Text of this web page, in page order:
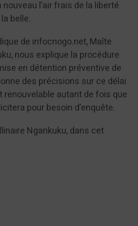
l’air frais de la liberté
belle.
de infocnogo.net, Maîte
nous explique la procédure
en détention préventive de
des précisions sur ce délai
renouvelable autant de fois que
pour besoin d’enquête.
Ngankuku, dans cet